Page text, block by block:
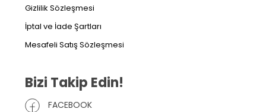
Gizlilik Sözleşmesi
İptal ve İade Şartları
Mesafeli Satış Sözleşmesi
Bizi Takip Edin!
FACEBOOK